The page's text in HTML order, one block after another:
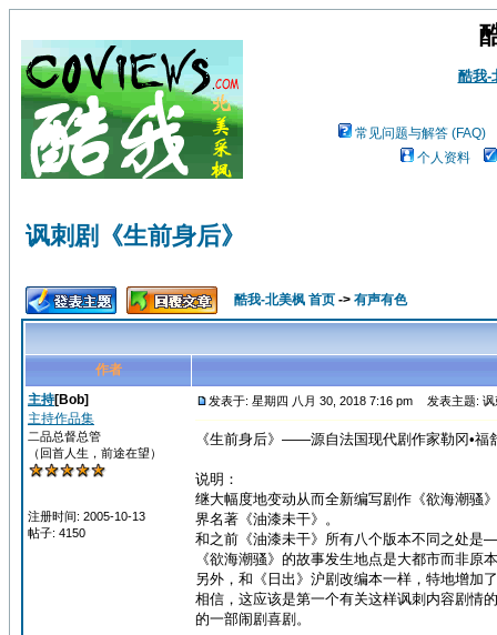
酷我-
常见问题与解答 (FAQ)
个人资料
讽刺剧《生前身后》
酷我-北美枫 首页 -> 有声有色
作者
主持[Bob]
主持作品集
二品总督总管
（回首人生，前途在望）
注册时间: 2005-10-13
帖子: 4150
发表于: 星期四 八月 30, 2018 7:16 pm 发表主题: 讽
《生前身后》——源自法国现代剧作家勒冈•
说明：
继大幅度地变动从而全新编写剧作《欲海潮骚
界名著《油漆未干》。
和之前《油漆未干》所有八个版本不同之处
《欲海潮骚》的故事发生地点是大都市而非原
另外，和《日出》沪剧改编本一样，特地增加
相信，这应该是第一个有关这样讽刺内容剧情
的一部闹剧喜剧。